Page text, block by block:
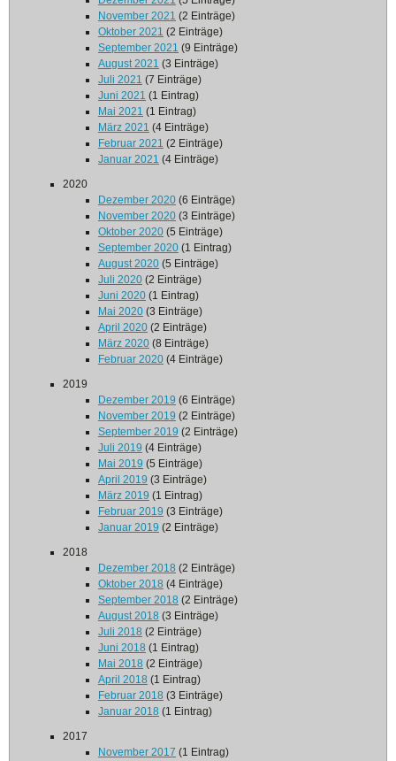
November 2021 (2 Einträge)
Oktober 2021 (2 Einträge)
September 2021 (9 Einträge)
August 2021 (3 Einträge)
Juli 2021 (7 Einträge)
Juni 2021 (1 Eintrag)
Mai 2021 (1 Eintrag)
März 2021 (4 Einträge)
Februar 2021 (2 Einträge)
Januar 2021 (4 Einträge)
2020
Dezember 2020 (6 Einträge)
November 2020 (3 Einträge)
Oktober 2020 (5 Einträge)
September 2020 (1 Eintrag)
August 2020 (5 Einträge)
Juli 2020 (2 Einträge)
Juni 2020 (1 Eintrag)
Mai 2020 (3 Einträge)
April 2020 (2 Einträge)
März 2020 (8 Einträge)
Februar 2020 (4 Einträge)
2019
Dezember 2019 (6 Einträge)
November 2019 (2 Einträge)
September 2019 (2 Einträge)
Juli 2019 (4 Einträge)
Mai 2019 (5 Einträge)
April 2019 (3 Einträge)
März 2019 (1 Eintrag)
Februar 2019 (3 Einträge)
Januar 2019 (2 Einträge)
2018
Dezember 2018 (2 Einträge)
Oktober 2018 (4 Einträge)
September 2018 (2 Einträge)
August 2018 (3 Einträge)
Juli 2018 (2 Einträge)
Juni 2018 (1 Eintrag)
Mai 2018 (2 Einträge)
April 2018 (1 Eintrag)
Februar 2018 (3 Einträge)
Januar 2018 (1 Eintrag)
2017
November 2017 (1 Eintrag)